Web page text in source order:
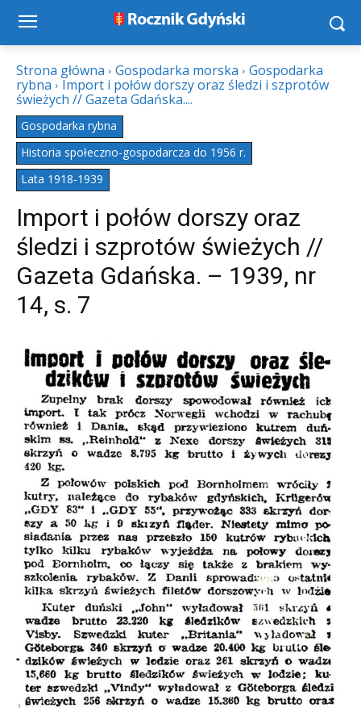
Strona główna Gospodarka morska
Gospodarka
rybna
Import i połów dorszy oraz śledzi i szprotów
świeżych // Gazeta Gdańska....
Gospodarka rybna
Historia społeczno-gospodarcza do 1956 r.
Lata 1918-1939
Import i połów dorszy oraz
śledzi i szprotów świeżych //
Gazeta Gdańska. – 1939, nr
14, s. 7